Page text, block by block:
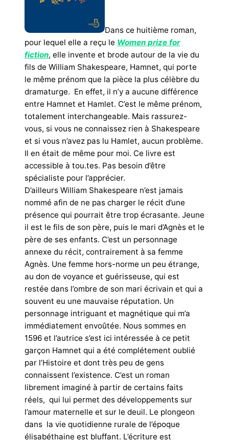
Dans ce huitième roman,
pour lequel elle a reçu le Women prize for
fiction, elle invente et brode autour de la vie du
fils de William Shakespeare, Hamnet, qui porte
le même prénom que la pièce la plus célèbre du
dramaturge. En effet, il n’y a aucune différence
entre Hamnet et Hamlet. C’est le même prénom,
totalement interchangeable. Mais rassurez-
vous, si vous ne connaissez rien à Shakespeare
et si vous n’avez pas lu Hamlet, aucun problème.
Il en était de même pour moi. Ce livre est
accessible à tou.tes. Pas besoin d’être
spécialiste pour l’apprécier.
D’ailleurs William Shakespeare n’est jamais
nommé afin de ne pas charger le récit d’une
présence qui pourrait être trop écrasante. Jeune
il est le fils de son père, puis le mari d’Agnès et le
père de ses enfants. C’est un personnage
annexe du récit, contrairement à sa femme
Agnès. Une femme hors-norme un peu étrange,
au don de voyance et guérisseuse, qui est
restée dans l’ombre de son mari écrivain et qui a
souvent eu une mauvaise réputation. Un
personnage intriguant et magnétique qui m’a
immédiatement envoûtée. Nous sommes en
1596 et l’autrice s’est ici intéressée à ce petit
garçon Hamnet qui a été complétement oublié
par l’Histoire et dont très peu de gens
connaissent l’existence. C’est un roman
librement imaginé à partir de certains faits
réels, qui lui permet des développements sur
l’amour maternelle et sur le deuil. Le plongeon
dans la vie quotidienne rurale de l’époque
élisabéthaine est bluffant. L’écriture est